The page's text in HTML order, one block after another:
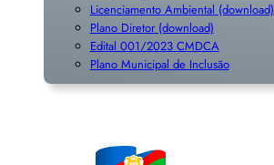
Licenciamento Ambiental (download)
Plano Diretor (download)
Edital 001/2023 CMDCA
Plano Municipal de Inclusão